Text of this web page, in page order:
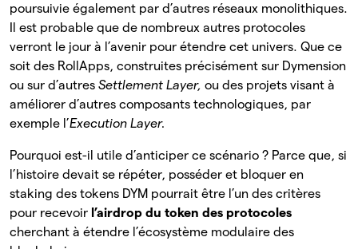
poursuivie également par d’autres réseaux monolithiques.
Il est probable que de nombreux autres protocoles
verront le jour à l’avenir pour étendre cet univers. Que ce
soit des RollApps, construites précisément sur Dymension
ou sur d’autres Settlement Layer, ou des projets visant à
améliorer d’autres composants technologiques, par
exemple l’Execution Layer.
Pourquoi est-il utile d’anticiper ce scénario ? Parce que, si
l’histoire devait se répéter, posséder et bloquer en
staking des tokens DYM pourrait être l’un des critères
pour recevoir l’airdrop du token des protocoles
cherchant à étendre l’écosystème modulaire des